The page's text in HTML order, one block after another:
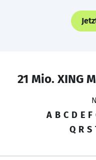
21 Mio. XING
A B C D E F
Q R S